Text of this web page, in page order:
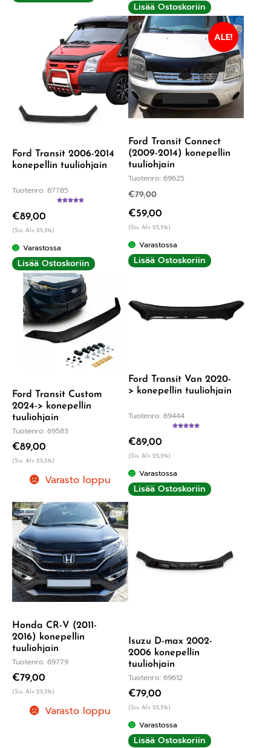
Lisää Ostoskoriin
Ford Transit 2006-2014
konepellin tuuliohjain
Tuotenro: 67785
€89,00
(Sis. Alv 25,5%)
Varastossa
Lisää Ostoskoriin
Ford Transit Connect
(2009-2014) konepellin
tuuliohjain
Tuotenro: 69625
ALE!
€79,00
€59,00
(Sis. Alv 25,5%)
Varastossa
Lisää Ostoskoriin
Ford Transit Custom
2024-> konepellin
tuuliohjain
Tuotenro: 69583
€89,00
(Sis. Alv 25,5%)
Varasto loppu
Ford Transit Van 2020-
> konepellin tuuliohjain
Tuotenro: 69444
€89,00
(Sis. Alv 25,5%)
Varastossa
Lisää Ostoskoriin
Honda CR-V (2011-
2016) konepellin
tuuliohjain
Tuotenro: 69779
€79,00
(Sis. Alv 25,5%)
Varasto loppu
Isuzu D-max 2002-
2006 konepellin
tuuliohjain
Tuotenro: 69612
€79,00
(Sis. Alv 25,5%)
Varastossa
Lisää Ostoskoriin